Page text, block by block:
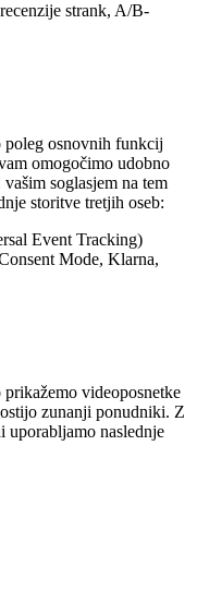
strank, A/B-
poleg osnovnih funkcij
omogočimo udobno
soglasjem na tem
storitve tretjih oseb:
Event Tracking)
Mode, Klarna,
videoposnetke
zunanji ponudniki. Z
uporabljamo naslednje